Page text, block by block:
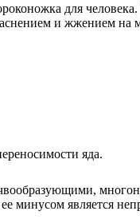
для
и жжением на
яда.
является